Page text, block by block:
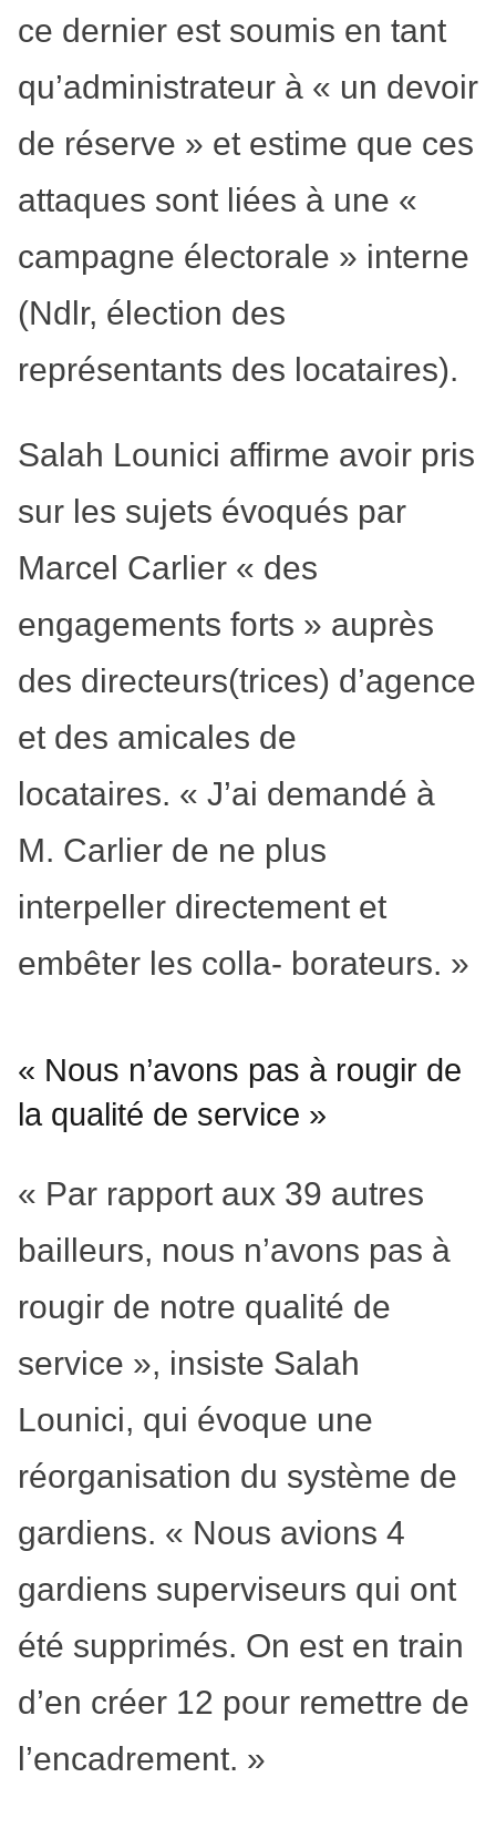
ce dernier est soumis en tant
qu’administrateur à « un devoir
de réserve » et estime que ces
attaques sont liées à une «
campagne électorale » interne
(Ndlr, élection des
représentants des locataires).
Salah Lounici affirme avoir pris
sur les sujets évoqués par
Marcel Carlier « des
engagements forts » auprès
des directeurs(trices) d’agence
et des amicales de
locataires. « J’ai demandé à
M. Carlier de ne plus
interpeller directement et
embêter les colla- borateurs. »
« Nous n’avons pas à rougir de
la qualité de service »
« Par rapport aux 39 autres
bailleurs, nous n’avons pas à
rougir de notre qualité de
service », insiste Salah
Lounici, qui évoque une
réorganisation du système de
gardiens. « Nous avions 4
gardiens superviseurs qui ont
été supprimés. On est en train
d’en créer 12 pour remettre de
l’encadrement. »